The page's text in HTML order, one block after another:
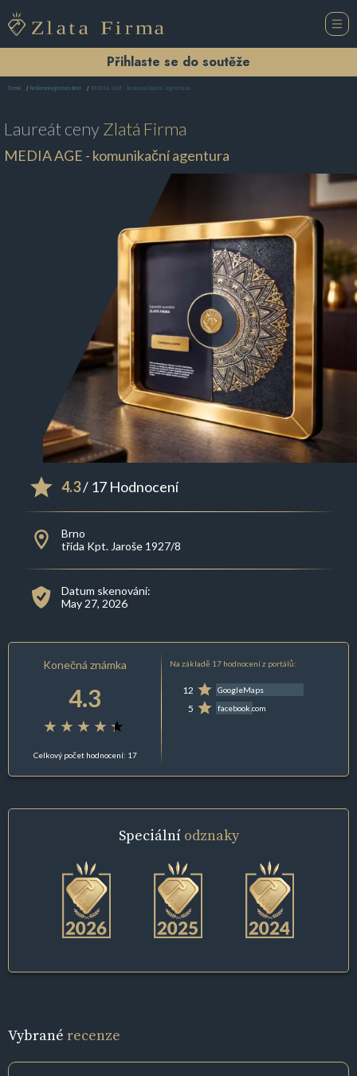
Přihlaste se do soutěže
Domů Reklamní agentura Brno MEDIA AGE - komunikační agentura
Laureát cenyZlatá Firma
MEDIA AGE - komunikační agentura
4.3/ 17 Hodnocení
Brno
třída Kpt. Jaroše 1927/8
Datum skenování:
May 27, 2026
Konečná známka
4.3
Celkový počet hodnocení: 17
Na základě 17 hodnocení z portálů:
12 GoogleMaps
5 facebook.com
Speciální odznaky
Vybrané recenze